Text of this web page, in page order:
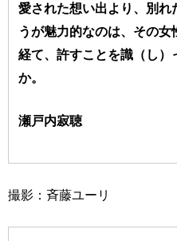
愛された想い出より、別
うが魅力的なのは、その
経て、許すことを識（し）
か。
瀬戸内寂聴
撮影：斉藤ユーリ